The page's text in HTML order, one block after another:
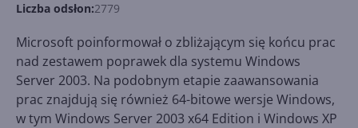
Liczba odsłon:2779
Microsoft poinformował o zbliżającym się końcu prac
nad zestawem poprawek dla systemu Windows
Server 2003. Na podobnym etapie zaawansowania
prac znajdują się również 64-bitowe wersje Windows,
w tym Windows Server 2003 x64 Edition i Windows XP